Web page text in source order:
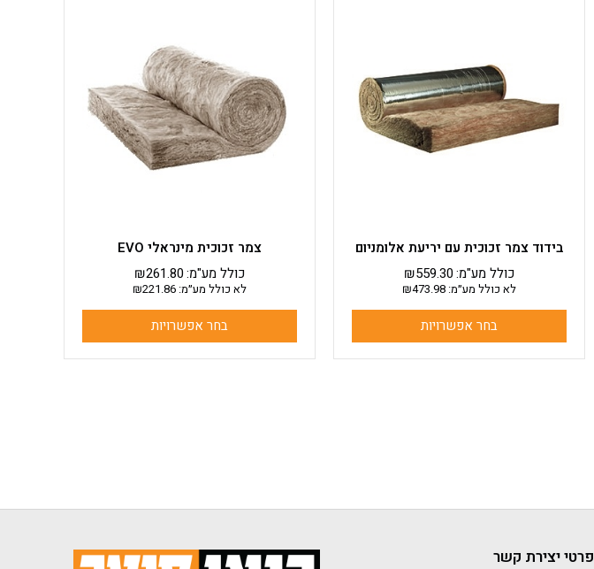
בידוד צמר זכוכית עם יריעת אלומניום
₪559.30כולל מע"מ:
לא כולל מע״מ: ₪473.98
בחר אפשרויות
סוגים.
ניתן
לבחור
את
האפשרויות
צמר זכוכית מינראלי EVO
₪261.80כולל מע"מ:
לא כולל מע״מ: ₪221.86
בחר אפשרויות
מספר
סוגים.
ניתן
לבחור
את
האפשרויות
פרטי יצירת קשר